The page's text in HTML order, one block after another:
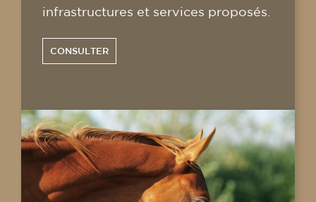
infrastructures et services proposés.
CONSULTER